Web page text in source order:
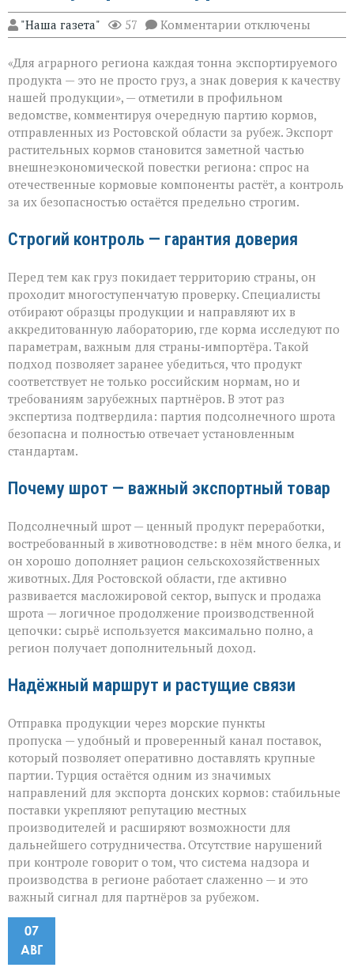
"Наша газета" 57 Комментарии к
записи
шрот
выходит
международный
уровень»
отключены
«Для аграрного региона каждая тонна экспортируемого
продукта — это не просто груз, а знак доверия к качеству
нашей продукции», — отметили в профильном
ведомстве, комментируя очередную партию кормов,
отправленных из Ростовской области за рубеж. Экспорт
растительных кормов становится заметной частью
внешнеэкономической повестки региона: спрос на
отечественные кормовые компоненты растёт, а контроль
за их безопасностью остаётся предельно строгим.
Строгий контроль — гарантия доверия
Перед тем как груз покидает территорию страны, он
проходит многоступенчатую проверку. Специалисты
отбирают образцы продукции и направляют их в
аккредитованную лабораторию, где корма исследуют по
параметрам, важным для страны‑импортёра. Такой
подход позволяет заранее убедиться, что продукт
соответствует не только российским нормам, но и
требованиям зарубежных партнёров. В этот раз
экспертиза подтвердила: партия подсолнечного шрота
безопасна и полностью отвечает установленным
стандартам.
Почему шрот — важный экспортный товар
Подсолнечный шрот — ценный продукт переработки,
востребованный в животноводстве: в нём много белка, и
он хорошо дополняет рацион сельскохозяйственных
животных. Для Ростовской области, где активно
развивается масложировой сектор, выпуск и продажа
шрота — логичное продолжение производственной
цепочки: сырьё используется максимально полно, а
регион получает дополнительный доход.
Надёжный маршрут и растущие связи
Отправка продукции через морские пункты
пропуска — удобный и проверенный канал поставок,
который позволяет оперативно доставлять крупные
партии. Турция остаётся одним из значимых
направлений для экспорта донских кормов: стабильные
поставки укрепляют репутацию местных
производителей и расширяют возможности для
дальнейшего сотрудничества. Отсутствие нарушений
при контроле говорит о том, что система надзора и
производства в регионе работает слаженно — и это
важный сигнал для партнёров за рубежом.
07
АВГ